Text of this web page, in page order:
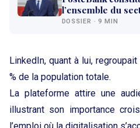
l’ensemble du
DOSSIER · 9 MIN
LinkedIn, quant à lui,
% de la population totale.
La plateforme attire une
illustrant son importance